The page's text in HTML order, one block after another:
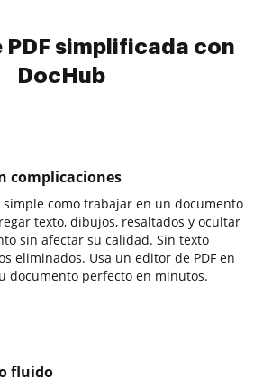
PDF simplificada con
DocHub
complicaciones
simple como trabajar en un documento
texto, dibujos, resaltados y ocultar
sin afectar su calidad. Sin texto
eliminados. Usa un editor de PDF en
documento perfecto en minutos.
fluido